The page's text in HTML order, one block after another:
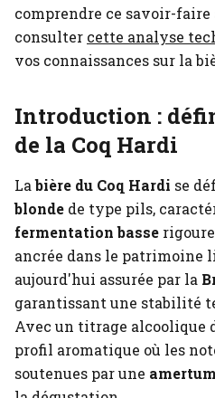
comprendre ce savoir-faire
consulter cette analyse
vos connaissances sur la
Introduction :
de la Coq Hardi
Labière du Coq Hardi se
blonde de type pils,
fermentation basse
ancrée dans le patrimoine
aujourd'hui assurée par la
garantissant une stabilité
Avec un titrage alcoolique
profil aromatique où les
soutenues par une